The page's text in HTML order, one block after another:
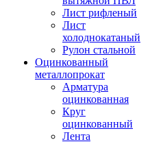
Лист рифленый
Лист
холоднокатаный
Рулон стальной
Оцинкованный
металлопрокат
Арматура
оцинкованная
Круг
оцинкованный
Лента